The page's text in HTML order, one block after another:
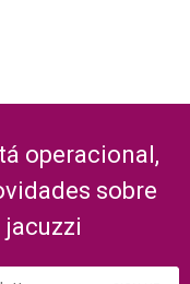
operacional,
sobre